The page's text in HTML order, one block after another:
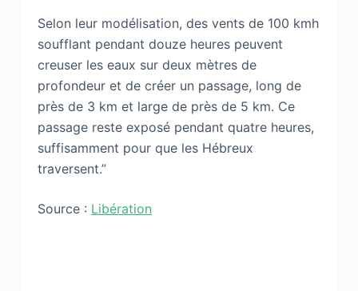
Selon leur modélisation, des vents de 100 kmh
soufflant pendant douze heures peuvent
creuser les eaux sur deux mètres de
profondeur et de créer un passage, long de
près de 3 km et large de près de 5 km. Ce
passage reste exposé pendant quatre heures,
suffisamment pour que les Hébreux
traversent.”
Source : Libération